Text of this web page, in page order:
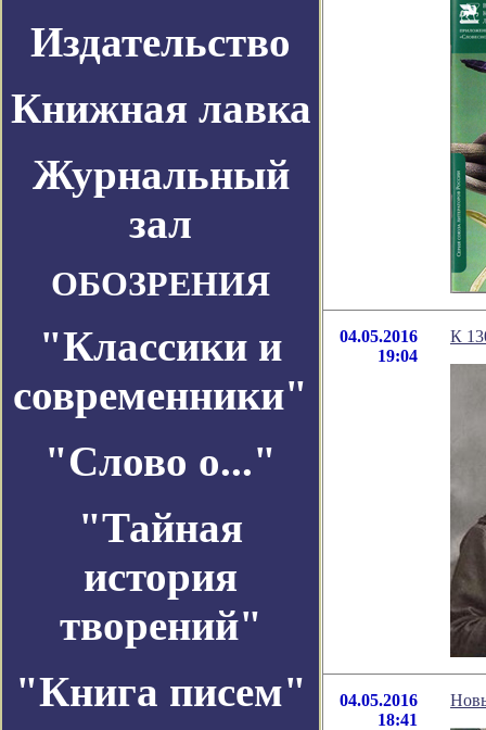
Издательство
Книжная лавка
Журнальный
зал
ОБОЗРЕНИЯ
"Классики и
современники"
"Слово о..."
"Тайная
история
творений"
"Книга писем"
04.05.2016
19:04
К
04.05.2016
18:41